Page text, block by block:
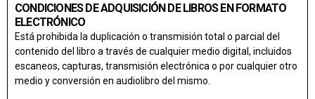
CONDICIONES DE ADQUISICIÓN DE LIBROS EN FORMATO
ELECTRÓNICO
Está prohibida la duplicación o transmisión total o parcial del
contenido del libro a través de cualquier medio digital, incluidos
escaneos, capturas, transmisión electrónica o por cualquier otro
medio y conversión en audiolibro del mismo.